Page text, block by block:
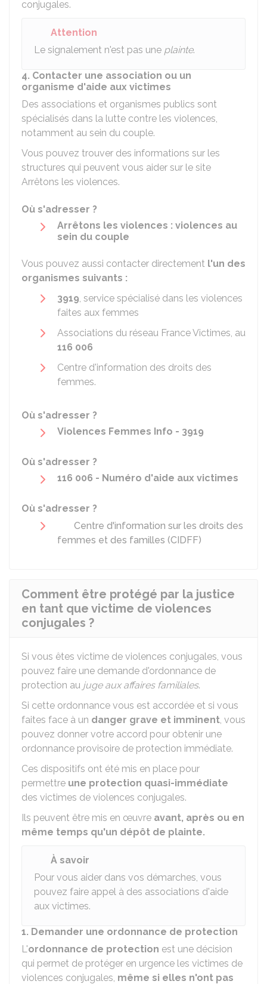
conjugales.
Attention
Le signalement n'est pas une plainte.
4. Contacter une association ou un
organisme d'aide aux victimes
Des associations et organismes publics sont
spécialisés dans la lutte contre les violences,
notamment au sein du couple.
Vous pouvez trouver des informations sur les
structures qui peuvent vous aider sur le site
Arrêtons les violences.
Où s'adresser ?
Arrêtons les violences : violences au
sein du couple
Vous pouvez aussi contacter directement l'un des
organismes suivants :
3919, service spécialisé dans les violences
faites aux femmes
Associations du réseau France Victimes, au
116 006
Centre d'information des droits des
femmes.
Où s'adresser ?
Violences Femmes Info - 3919
Où s'adresser ?
116 006 - Numéro d'aide aux victimes
Où s'adresser ?
Centre d'information sur les droits des
femmes et des familles (CIDFF)
Comment être protégé par la justice
en tant que victime de violences
conjugales ?
Si vous êtes victime de violences conjugales, vous
pouvez faire une demande d'ordonnance de
protection au juge aux affaires familiales.
Si cette ordonnance vous est accordée et si vous
faites face à un danger grave et imminent, vous
pouvez donner votre accord pour obtenir une
ordonnance provisoire de protection immédiate.
Ces dispositifs ont été mis en place pour
permettre une protection quasi-immédiate
des victimes de violences conjugales.
Ils peuvent être mis en œuvre avant, après ou en
même temps qu'un dépôt de plainte.
À savoir
Pour vous aider dans vos démarches, vous
pouvez faire appel à des associations d'aide
aux victimes.
1. Demander une ordonnance de protection
L'ordonnance de protection est une décision
qui permet de protéger en urgence les victimes de
violences conjugales, même si elles n'ont pas